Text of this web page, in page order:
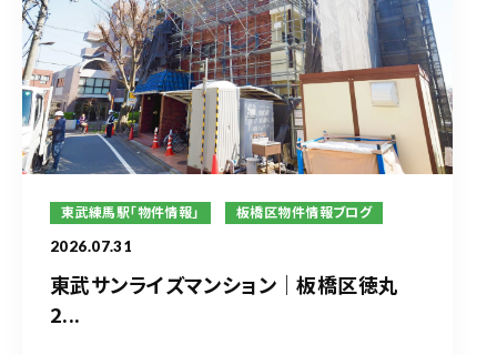
東武練馬駅「物件情報」 板橋区物件情報ブログ
2026.07.31
東武サンライズマンション｜板橋区徳丸
2...